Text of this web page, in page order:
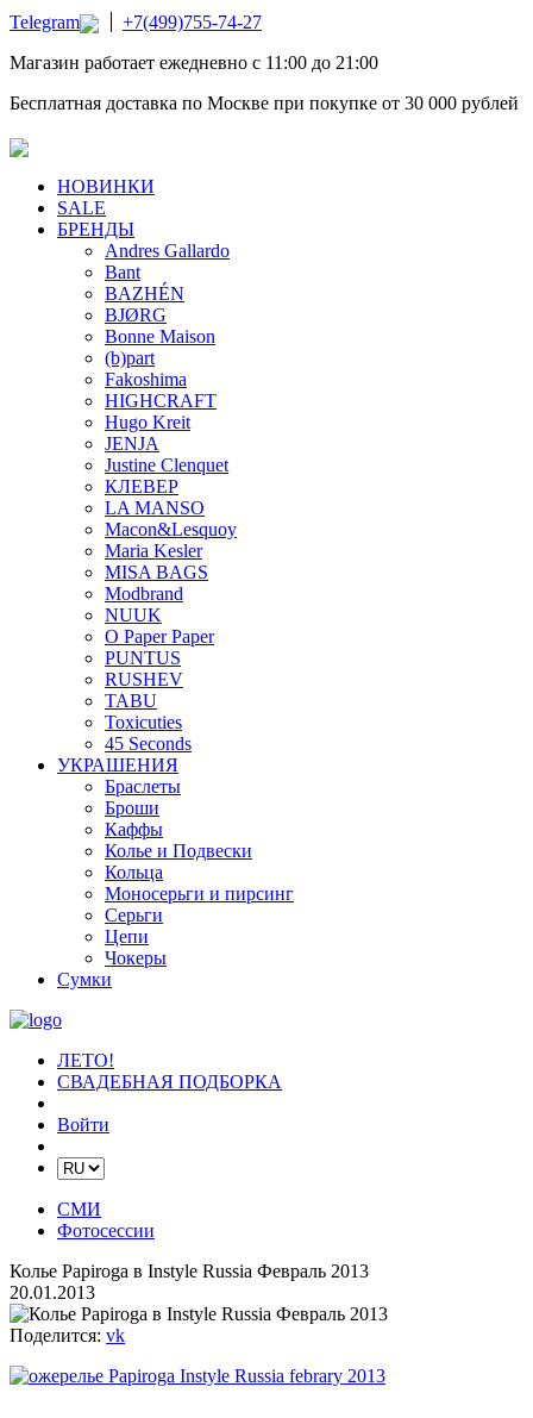
Telegram
+7(499)755-74-27
Магазин работает ежедневно с 11:00 до 21:00
Бесплатная доставка по Москве при покупке от 30 000 рублей
НОВИНКИ
SALE
БРЕНДЫ
Andres Gallardo
Bant
BAZHÉN
BJØRG
Bonne Maison
(b)part
Fakoshima
HIGHCRAFT
Hugo Kreit
JENJA
Justine Clenquet
КЛЕВЕР
LA MANSO
Macon&Lesquoy
Maria Kesler
MISA BAGS
Modbrand
NUUK
O Paper Paper
PUNTUS
RUSHEV
TABU
Toxicuties
45 Seconds
УКРАШЕНИЯ
Браслеты
Броши
Каффы
Колье и Подвески
Кольца
Моносерьги и пирсинг
Серьги
Цепи
Чокеры
Сумки
ЛЕТО!
СВАДЕБНАЯ ПОДБОРКА
Войти
СМИ
Фотосессии
Колье Papiroga в Instyle Russia Февраль 2013
20.01.2013
Поделится: vk